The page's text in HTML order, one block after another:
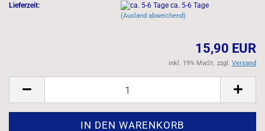
Lieferzeit:
ca. 5-6 Tage
(Ausland abweichend)
15,90 EUR
inkl. 19% MwSt. zzgl. Versand